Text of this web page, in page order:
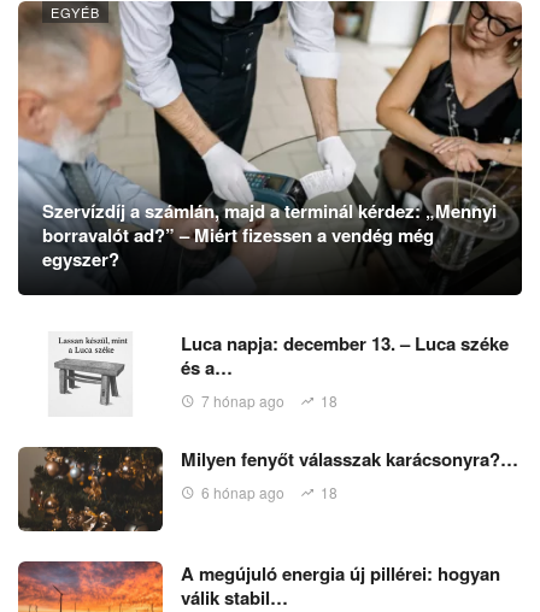
EGYÉB
Szervízdíj a számlán, majd a terminál kérdez: „Mennyi
borravalót ad?” – Miért fizessen a vendég még
egyszer?
Luca napja: december 13. – Luca széke
és a…
7 hónap ago 18
Milyen fenyőt válasszak karácsonyra?…
6 hónap ago 18
A megújuló energia új pillérei: hogyan
válik stabil…